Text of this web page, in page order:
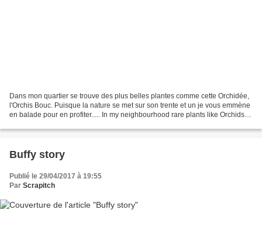
Dans mon quartier se trouve des plus belles plantes comme cette Orchidée,
l'Orchis Bouc. Puisque la nature se met sur son trente et un je vous emmène
en balade pour en profiter..... In my neighbourhood rare plants like Orchids
Buffy story
Publié le 29/04/2017 à 19:55
Par Scrapitch